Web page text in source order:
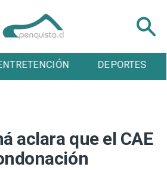
DEPORTES CULTURA
aclara que el CAE